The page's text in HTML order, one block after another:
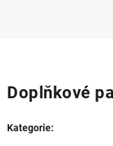
Doplňkové
Kategorie: